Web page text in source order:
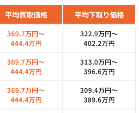
平均買取価格 平均下取り価格
369.7万円～
444.4万円
322.9万円～
402.2万円
369.7万円～
444.4万円
313.0万円～
396.6万円
369.7万円～
444.4万円
309.4万円～
389.6万円